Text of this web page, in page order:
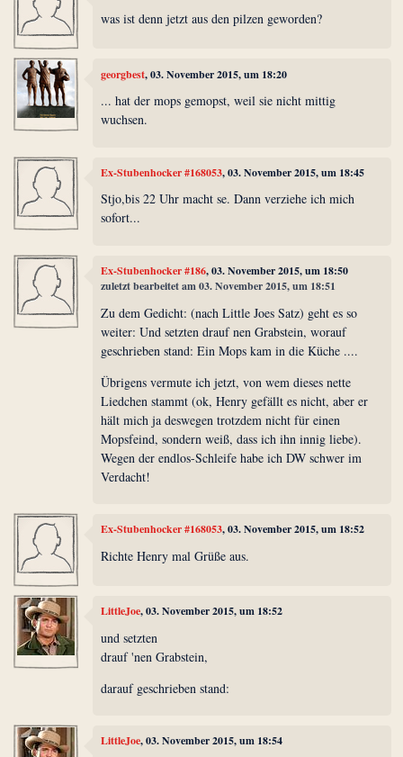
was ist denn jetzt aus den pilzen geworden?
georgbest, 03. November 2015, um 18:20
... hat der mops gemopst, weil sie nicht mittig
wuchsen.
Ex-Stubenhocker #168053, 03. November 2015, um 18:45
Stjo,bis 22 Uhr macht se. Dann verziehe ich mich
sofort...
Ex-Stubenhocker #186, 03. November 2015, um 18:50
zuletzt bearbeitet am 03. November 2015, um 18:51
Zu dem Gedicht: (nach Little Joes Satz) geht es so
weiter: Und setzten drauf nen Grabstein, worauf
geschrieben stand: Ein Mops kam in die Küche ....
Übrigens vermute ich jetzt, von wem dieses nette
Liedchen stammt (ok, Henry gefällt es nicht, aber er
hält mich ja deswegen trotzdem nicht für einen
Mopsfeind, sondern weiß, dass ich ihn innig liebe).
Wegen der endlos-Schleife habe ich DW schwer im
Verdacht!
Ex-Stubenhocker #168053, 03. November 2015, um 18:52
Richte Henry mal Grüße aus.
LittleJoe, 03. November 2015, um 18:52
und setzten
drauf 'nen Grabstein,
darauf geschrieben stand:
LittleJoe, 03. November 2015, um 18:54